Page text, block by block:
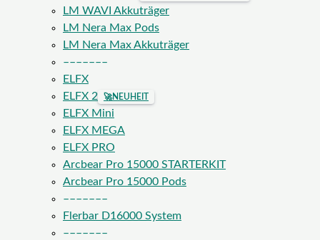
LM WAVI Akkuträger
LM Nera Max Pods
LM Nera Max Akkuträger
–––––––
ELFX
ELFX 2
🚀NEUHEIT
ELFX Mini
ELFX MEGA
ELFX PRO
Arcbear Pro 15000 STARTERKIT
Arcbear Pro 15000 Pods
–––––––
Flerbar D16000 System
–––––––